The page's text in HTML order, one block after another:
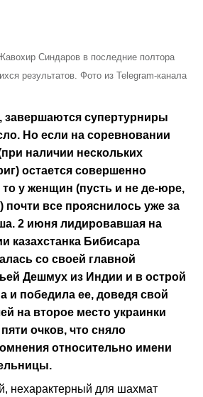
Синдаров в последние полтора
результатов. Фото из Telegram-канала
завершаются супертурниры
Но если на соревновании
наличии нескольких
остается совершенно
то у женщин (пусть и не де-юре,
почти все прояснилось уже за
2 июня лидировавшая на
казахстанка Бибисара
со своей главной
Дешмух из Индии и в острой
и победила ее, доведя свой
на второе место украинки
очков, что сняло
относительно имени
нехарактерный для шахмат